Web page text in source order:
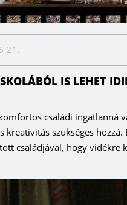
21.
IS LEHET
családi ingatlanná
kreativitás szükséges hozzá.
családjával, hogy vidékre